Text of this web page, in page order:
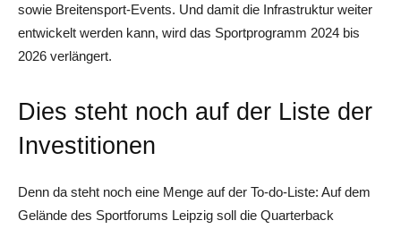
sowie Breitensport-Events. Und damit die Infrastruktur weiter
entwickelt werden kann, wird das Sportprogramm 2024 bis
2026 verlängert.
Dies steht noch auf der Liste der
Investitionen
Denn da steht noch eine Menge auf der To-do-Liste: Auf dem
Gelände des Sportforums Leipzig soll die Quarterback